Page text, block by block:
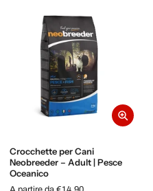
Crocchette per Cani
Neobreeder – Adult | Pesce
Oceanico